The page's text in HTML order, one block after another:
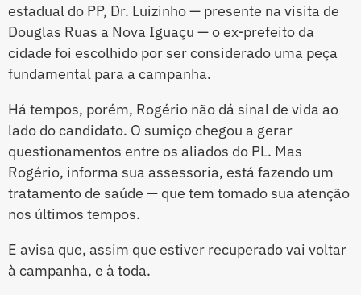
estadual do PP, Dr. Luizinho — presente na visita de
Douglas Ruas a Nova Iguaçu — o ex-prefeito da
cidade foi escolhido por ser considerado uma peça
fundamental para a campanha.
Há tempos, porém, Rogério não dá sinal de vida ao
lado do candidato. O sumiço chegou a gerar
questionamentos entre os aliados do PL. Mas
Rogério, informa sua assessoria, está fazendo um
tratamento de saúde — que tem tomado sua atenção
nos últimos tempos.
E avisa que, assim que estiver recuperado vai voltar
à campanha, e à toda.